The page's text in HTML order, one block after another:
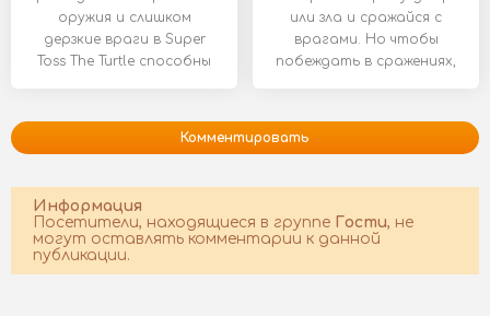
оружия и слишком
дерзкие враги в Super
Toss The Turtle способны
или зла и сражайся с
врагами. Но чтобы
побеждать в сражениях,
Комментировать
Информация
Посетители, находящиеся в группе Гости, не
могут оставлять комментарии к данной
публикации.